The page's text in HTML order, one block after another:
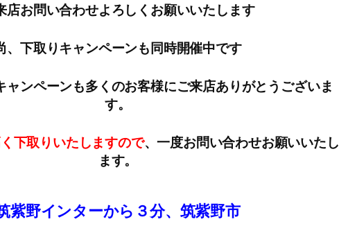
店お問い合わせよろしくお願いいたします
、下取りキャンペーンも同時開催中です
ャンペーンも多くのお客様にご来店ありがとうございま
す。
下取りいたしますので、一度お問い合わせお願いいたし
ます。
紫野インターから３分、筑紫野市